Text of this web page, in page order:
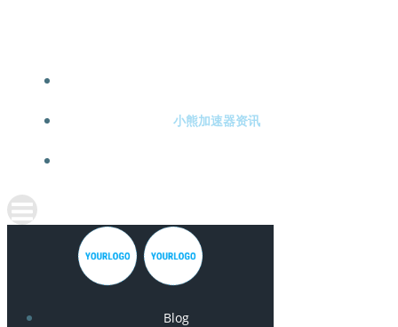
小熊加速器资讯
Blog